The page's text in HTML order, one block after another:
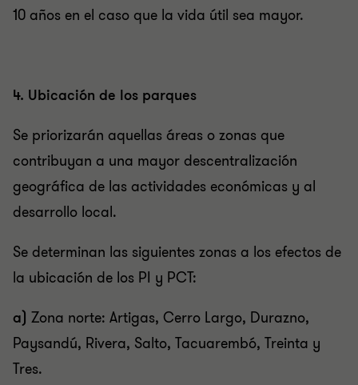
10 años en el caso que la vida útil sea mayor.
4. Ubicación de los parques
Se priorizarán aquellas áreas o zonas que
contribuyan a una mayor descentralización
geográfica de las actividades económicas y al
desarrollo local.
Se determinan las siguientes zonas a los efectos de
la ubicación de los PI y PCT:
a) Zona norte: Artigas, Cerro Largo, Durazno,
Paysandú, Rivera, Salto, Tacuarembó, Treinta y
Tres.